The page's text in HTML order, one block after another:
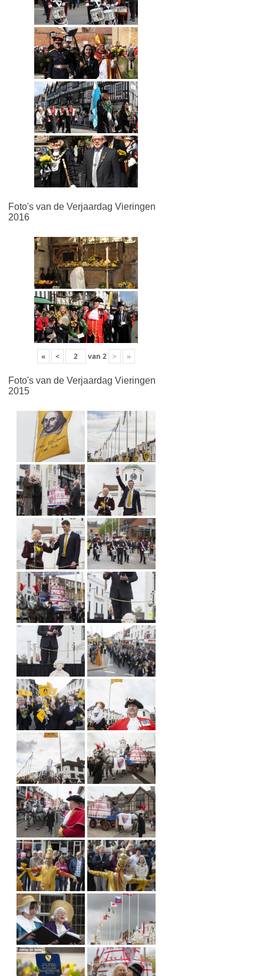
Foto's van de Verjaardag Vieringen
2016
« < van 2 > »
Foto's van de Verjaardag Vieringen
2015